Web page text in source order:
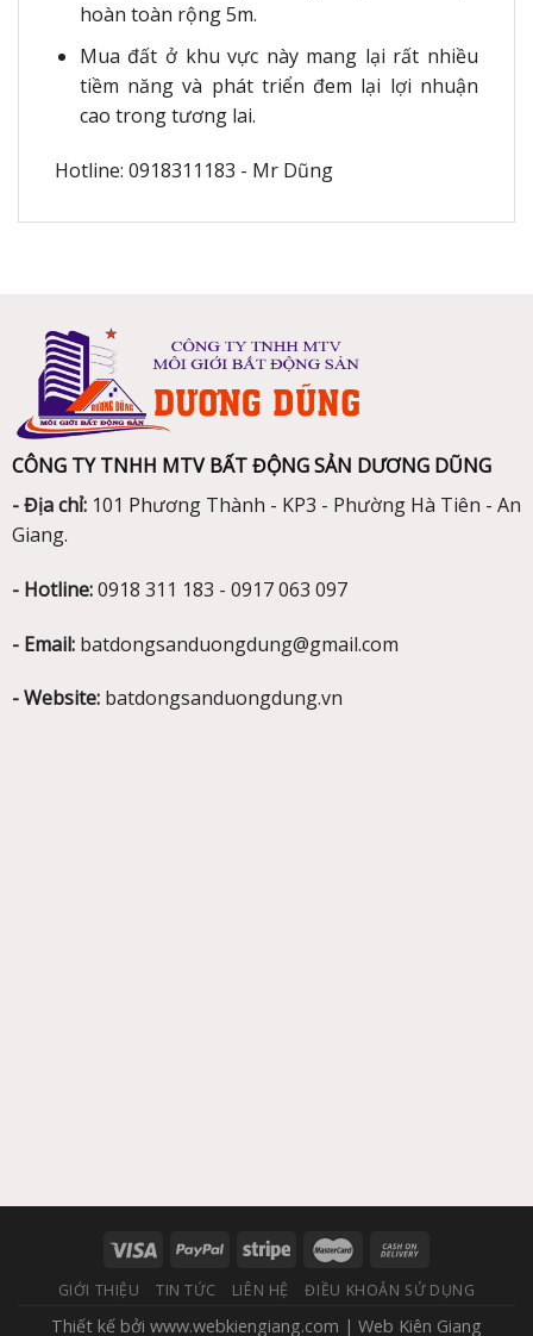
hoàn toàn rộng 5m.
Mua đất ở khu vực này mang lại rất nhiều
tiềm năng và phát triển đem lại lợi nhuận
cao trong tương lai.
Hotline: 0918311183 - Mr Dũng
CÔNG TY TNHH MTV BẤT ĐỘNG SẢN DƯƠNG DŨNG
- Địa chỉ:101 Phương Thành - KP3 - Phường Hà Tiên - An
Giang.
- Hotline:0918 311 183 - 0917 063 097
- Email:batdongsanduongdung@gmail.com
- Website:batdongsanduongdung.vn
GIỚI THIỆU TIN TỨC LIÊN HỆ ĐIỀU KHOẢN SỬ DỤNG
Thiết kế bởi www.webkiengiang.com | Web Kiên Giang